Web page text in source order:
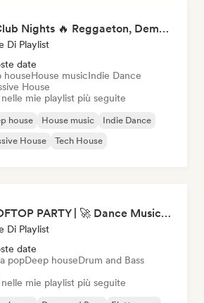
Latin Club Nights 🔥 Reggaeton, Dembow & Latin House
Di Playlist
date
houseHouse musicIndie Dance
House
mie playlist più seguite
house House music
Indie Dance
House
Tech House
🌆 ROOFTOP PARTY | 🚀 Dance Music Mix 2026 by Prisma Records
Di Playlist
date
popDeep houseDrum and Bass
mie playlist più seguite